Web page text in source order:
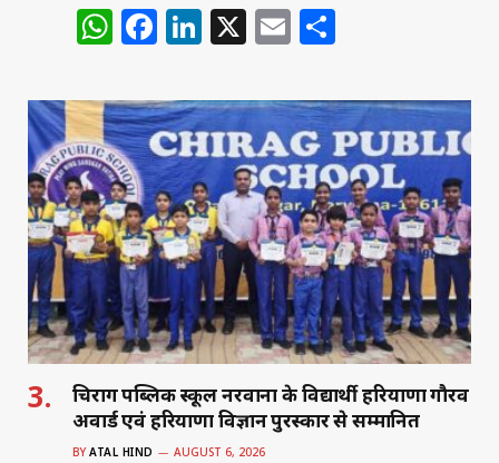
W
at
s
A
p
p
F
c
e
b
o
o
k
Li
k
e
dI
n
X E
ai
l
ar
e
चिराग पब्लिक स्कूल नरवाना के विद्यार्थी हरियाणा गौरव
अवार्ड एवं हरियाणा विज्ञान पुरस्कार से सम्मानित
BY ATAL HIND AUGUST 6, 2026